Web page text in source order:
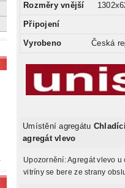
Rozměry vnější
Připojení
Vyrobeno Česká
Umístění agregátu
agregát vlevo
Upozornění: Agregát vlevo u
vitríny se bere ze strany